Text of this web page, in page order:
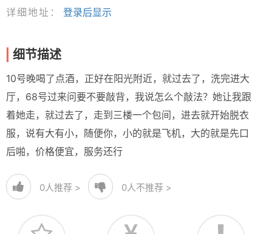
详细地址：
登录后显示
细节描述
10号晚喝了点酒，正好在阳光附近，就过去了，洗完进大
厅，68号过来问要不要敲背，我说怎么个敲法？她让我跟
着她走，就过去了，走到三楼一个包间，进去就开始脱衣
服，说有大有小，随便你，小的就是飞机，大的就是先口
后啪，价格便宜，服务还行
0人推荐 > 0人不推荐 >